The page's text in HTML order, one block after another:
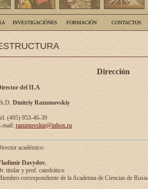
INVESTIGACIÓNES FORMACIÓN CONTACTOS
Dirección
del ILA
Dmitriy Razumovskiy
(495) 953-46-39
mail: razumovskie@inbox.ru
académico:
Davydov,
titular y prof. catedrático
correspondiente de la Academia de Ciencias de Rusia